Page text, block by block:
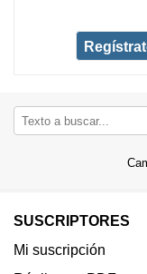
SUSCRIPTORES
Mi suscripción